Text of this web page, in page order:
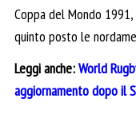
Coppa del Mondo
quinto posto le
Leggi anche:World
aggiornamento dopo il